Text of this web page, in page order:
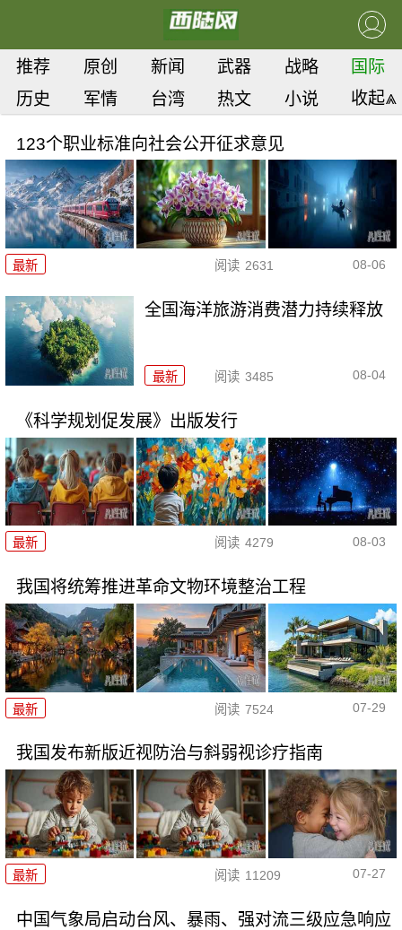
推荐 原创 新闻 武器 战略
国际
历史
军情 台湾 热文 小说 收起⩓
123个职业标准向社会公开征求意见
最新 阅读 2631 08-06
全国海洋旅游消费潜力持续释放
最新 阅读 3485 08-04
《科学规划促发展》出版发行
最新 阅读 4279 08-03
我国将统筹推进革命文物环境整治工程
最新 阅读 7524 07-29
我国发布新版近视防治与斜弱视诊疗指南
最新 阅读 11209 07-27
中国气象局启动台风、暴雨、强对流三级应急响应